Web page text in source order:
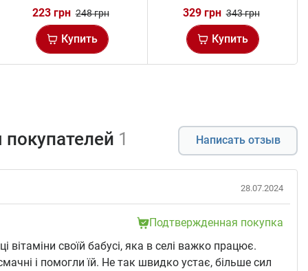
223 грн 248 грн
Купить
329 грн 343 грн
Купить
1 Написать отзыв
28.07.2024
Подтвержденная покупка
вітаміни своїй бабусі, яка в селі важко працює.
і помогли їй. Не так швидко устає, більше сил